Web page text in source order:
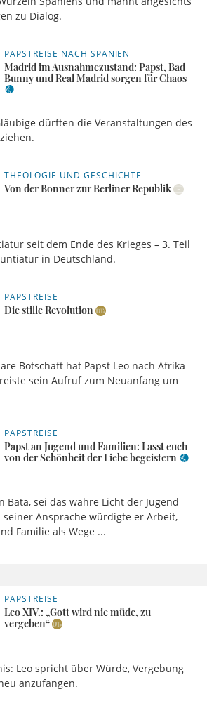
zu Dialog.
PAPSTREISE NACH SPANIEN
Madrid im Ausnahmezustand: Papst, Bad
Bunny und Real Madrid sorgen für Chaos
dürften die Veranstaltungen des
THEOLOGIE UND GESCHICHTE
Von der Bonner zur Berliner Republik
seit dem Ende des Krieges – 3. Teil
in Deutschland.
PAPSTREISE
Die stille Revolution
Botschaft hat Papst Leo nach Afrika
sein Aufruf zum Neuanfang um
PAPSTREISE
Papst an Jugend und Familien: Lasst euch
von der Schönheit der Liebe begeistern
Bata, sei das wahre Licht der Jugend
Ansprache würdigte er Arbeit,
Familie als Wege ...
PAPSTREISE
Leo XIV.: „Gott wird nie müde, zu
vergeben“
Leo spricht über Würde, Vergebung
anzufangen.